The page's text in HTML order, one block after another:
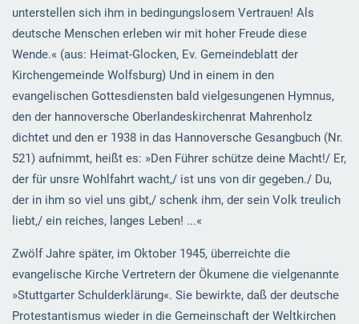
unterstellen sich ihm in bedingungslosem Vertrauen! Als
deutsche Menschen erleben wir mit hoher Freude diese
Wende.« (aus: Heimat-Glocken, Ev. Gemeindeblatt der
Kirchengemeinde Wolfsburg) Und in einem in den
evangelischen Gottesdiensten bald vielgesungenen Hymnus,
den der hannoversche Oberlandeskirchenrat Mahrenholz
dichtet und den er 1938 in das Hannoversche Gesangbuch (Nr.
521) aufnimmt, heißt es: »Den Führer schütze deine Macht!/ Er,
der für unsre Wohlfahrt wacht,/ ist uns von dir gegeben./ Du,
der in ihm so viel uns gibt,/ schenk ihm, der sein Volk treulich
liebt,/ ein reiches, langes Leben! ...«
Zwölf Jahre später, im Oktober 1945, überreichte die
evangelische Kirche Vertretern der Ökumene die vielgenannte
»Stuttgarter Schulderklärung«. Sie bewirkte, daß der deutsche
Protestantismus wieder in die Gemeinschaft der Weltkirchen